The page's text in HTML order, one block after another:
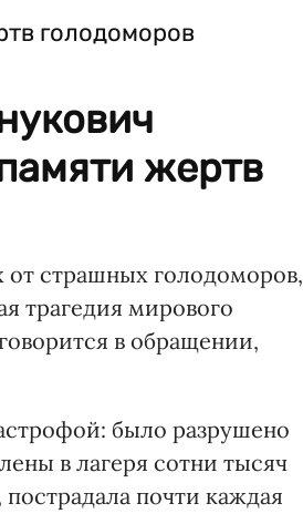
жертв
страшных голодоморов,
трагедия мирового
в обращении,
было разрушено
в лагеря сотни тысяч
почти каждая